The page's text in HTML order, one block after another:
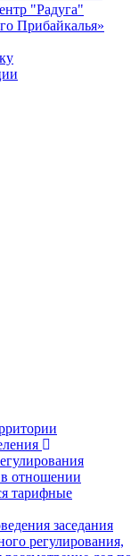
"Радуга"
Прибайкалья»
отношении
тарифные
заседания
регулирования,